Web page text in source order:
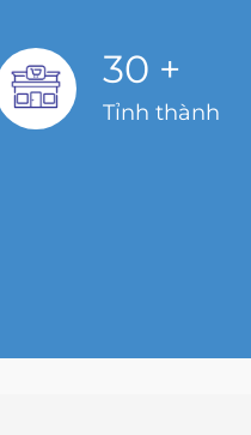
30 +
Tỉnh thành